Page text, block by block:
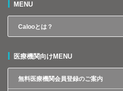
MENU
Calooとは？
医療機関向けMENU
無料医療機関会員登録のご案内